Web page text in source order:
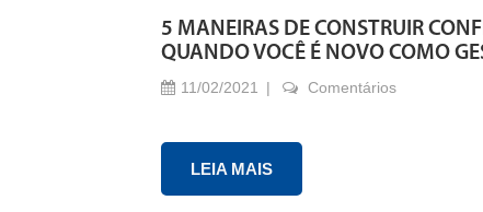
5 MANEIRAS DE CONSTRUIR
QUANDO VOCÊ É NOVO COMO
11/02/2021 Comentários
LEIA MAIS